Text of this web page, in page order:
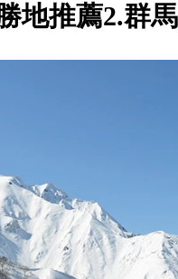
地推薦2.群